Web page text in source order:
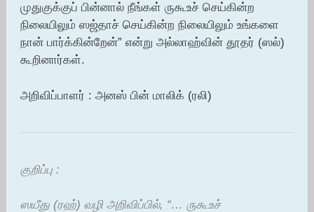
முதுகுக்குப் பின்னால் நீங்கள் ருகூஉச் செய்கின்ற
நிலையிலும் ஸஜ்தாச் செய்கின்ற நிலையிலும் உங்களை
நான் பார்க்கின்றேன்” என்று அல்லாஹ்வின் தூதர் (ஸல்)
கூறினார்கள்.
அறிவிப்பாளர் : அனஸ் பின் மாலிக் (ரலி)
குறிப்பு :
ஸயீது (ரஹ்) வழி அறிவிப்பில், “… ருகூஉச்